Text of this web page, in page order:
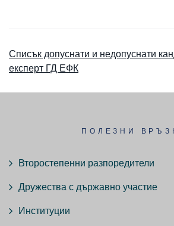
Списък допуснати и недопуснати
експерт ГД ЕФК
ПОЛЕЗНИ
Второстепенни разпоредители
Дружества с държавно участие
Институции